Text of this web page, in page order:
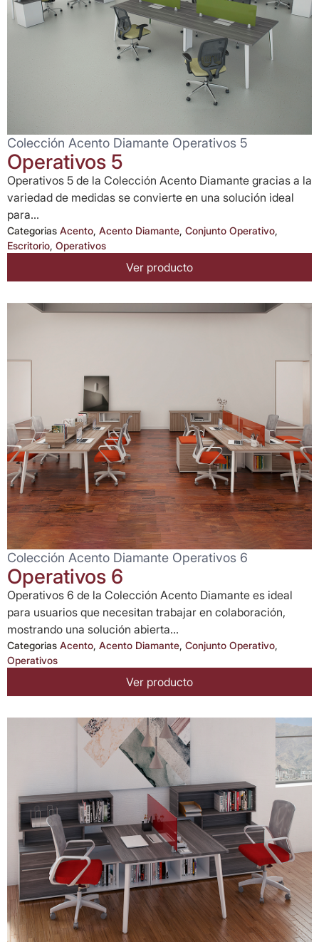
Colección Acento Diamante Operativos 5
Operativos 5
Operativos 5 de la Colección Acento Diamante gracias a la
variedad de medidas se convierte en una solución ideal
para...
Categorias Acento, Acento Diamante, Conjunto Operativo,
Escritorio, Operativos
Ver producto
Colección Acento Diamante Operativos 6
Operativos 6
Operativos 6 de la Colección Acento Diamante es ideal
para usuarios que necesitan trabajar en colaboración,
mostrando una solución abierta...
Categorias Acento, Acento Diamante, Conjunto Operativo,
Operativos
Ver producto